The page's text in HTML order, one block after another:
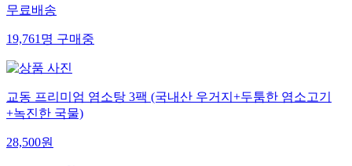
무료배송
19,761명구매중
교동 프리미엄 염소탕 3팩 (국내산 우거지+두툼한 염소고기
+녹진한 국물)
28,500원